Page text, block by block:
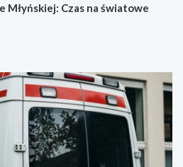
Młyńskiej: Czas na światowe